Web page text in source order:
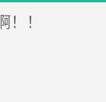
！